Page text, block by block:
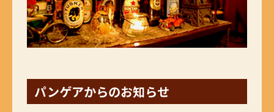
パンゲアからのお知らせ